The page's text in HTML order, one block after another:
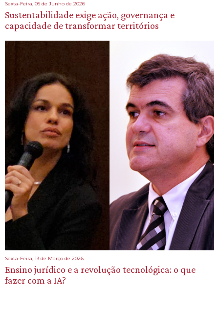
Sexta-Feira, 05 de Junho de 2026
Sustentabilidade exige ação, governança e
capacidade de transformar territórios
Sexta-Feira, 13 de Março de 2026
Ensino jurídico e a revolução tecnológica: o que
fazer com a IA?